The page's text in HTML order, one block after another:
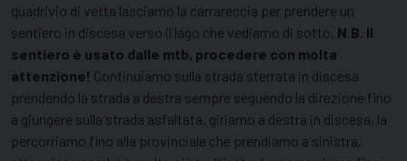
quadrivio di vetta lasciamo la carrareccia per prendere un
sentiero in discesa verso il lago che vediamo di sotto. N.B. Il
sentiero è usato dalle mtb, procedere con molta
attenzione! Continuiamo sulla strada sterrata in discesa
prendendo la strada a destra sempre seguendo la direzione fino
a giungere sulla strada asfaltata, giriamo a destra in discesa, la
percorriamo fino alla provinciale che prendiamo a sinistra,